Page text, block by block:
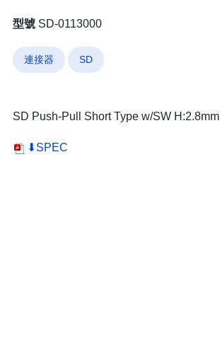
型號 SD-0113000
連接器 SD
SD Push-Pull Short Type w/SW H:2.8mm
⬇SPEC